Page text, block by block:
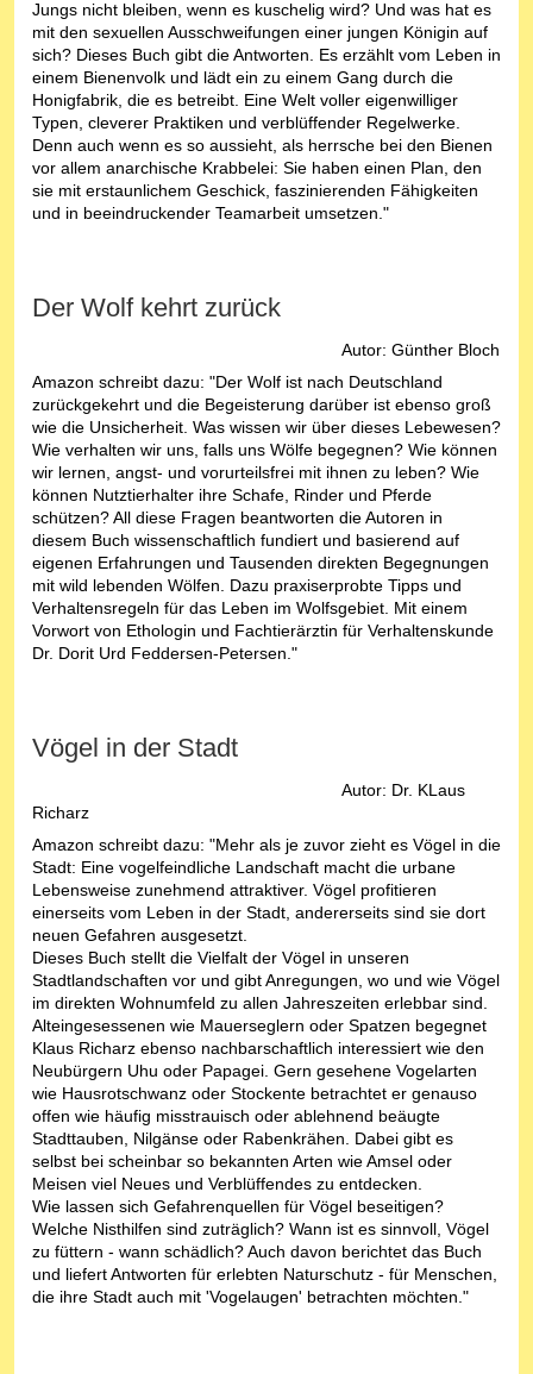
Jungs nicht bleiben, wenn es kuschelig wird? Und was hat es
mit den sexuellen Ausschweifungen einer jungen Königin auf
sich? Dieses Buch gibt die Antworten. Es erzählt vom Leben in
einem Bienenvolk und lädt ein zu einem Gang durch die
Honigfabrik, die es betreibt. Eine Welt voller eigenwilliger
Typen, cleverer Praktiken und verblüffender Regelwerke.
Denn auch wenn es so aussieht, als herrsche bei den Bienen
vor allem anarchische Krabbelei: Sie haben einen Plan, den
sie mit erstaunlichem Geschick, faszinierenden Fähigkeiten
und in beeindruckender Teamarbeit umsetzen."
Der Wolf kehrt zurück
Autor: Günther Bloch
Amazon schreibt dazu: "Der Wolf ist nach Deutschland
zurückgekehrt und die Begeisterung darüber ist ebenso groß
wie die Unsicherheit. Was wissen wir über dieses Lebewesen?
Wie verhalten wir uns, falls uns Wölfe begegnen? Wie können
wir lernen, angst- und vorurteilsfrei mit ihnen zu leben? Wie
können Nutztierhalter ihre Schafe, Rinder und Pferde
schützen? All diese Fragen beantworten die Autoren in
diesem Buch wissenschaftlich fundiert und basierend auf
eigenen Erfahrungen und Tausenden direkten Begegnungen
mit wild lebenden Wölfen. Dazu praxiserprobte Tipps und
Verhaltensregeln für das Leben im Wolfsgebiet. Mit einem
Vorwort von Ethologin und Fachtierärztin für Verhaltenskunde
Dr. Dorit Urd Feddersen-Petersen."
Vögel in der Stadt
Autor: Dr. KLaus
Richarz
Amazon schreibt dazu: "Mehr als je zuvor zieht es Vögel in die
Stadt: Eine vogelfeindliche Landschaft macht die urbane
Lebensweise zunehmend attraktiver. Vögel profitieren
einerseits vom Leben in der Stadt, andererseits sind sie dort
neuen Gefahren ausgesetzt.
Dieses Buch stellt die Vielfalt der Vögel in unseren
Stadtlandschaften vor und gibt Anregungen, wo und wie Vögel
im direkten Wohnumfeld zu allen Jahreszeiten erlebbar sind.
Alteingesessenen wie Mauerseglern oder Spatzen begegnet
Klaus Richarz ebenso nachbarschaftlich interessiert wie den
Neubürgern Uhu oder Papagei. Gern gesehene Vogelarten
wie Hausrotschwanz oder Stockente betrachtet er genauso
offen wie häufig misstrauisch oder ablehnend beäugte
Stadttauben, Nilgänse oder Rabenkrähen. Dabei gibt es
selbst bei scheinbar so bekannten Arten wie Amsel oder
Meisen viel Neues und Verblüffendes zu entdecken.
Wie lassen sich Gefahrenquellen für Vögel beseitigen?
Welche Nisthilfen sind zuträglich? Wann ist es sinnvoll, Vögel
zu füttern - wann schädlich? Auch davon berichtet das Buch
und liefert Antworten für erlebten Naturschutz - für Menschen,
die ihre Stadt auch mit 'Vogelaugen' betrachten möchten."